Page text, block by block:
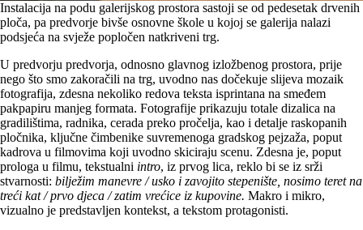
Instalacija na podu galerijskog prostora sastoji se od pedesetak drvenih
ploča, pa predvorje bivše osnovne škole u kojoj se galerija nalazi
podsjeća na svježe popločen natkriveni trg.
U predvorju predvorja, odnosno glavnog izložbenog prostora, prije
nego što smo zakoračili na trg, uvodno nas dočekuje slijeva mozaik
fotografija, zdesna nekoliko redova teksta isprintana na smeđem
pakpapiru manjeg formata. Fotografije prikazuju totale dizalica na
gradilištima, radnika, cerada preko pročelja, kao i detalje raskopanih
pločnika, ključne čimbenike suvremenoga gradskog pejzaža, poput
kadrova u filmovima koji uvodno skiciraju scenu. Zdesna je, poput
prologa u filmu, tekstualni intro, iz prvog lica, reklo bi se iz srži
stvarnosti: bilježim manevre / usko i zavojito stepenište, nosimo teret na
treći kat / prvo djeca / zatim vrećice iz kupovine. Makro i mikro,
vizualno je predstavljen kontekst, a tekstom protagonisti.